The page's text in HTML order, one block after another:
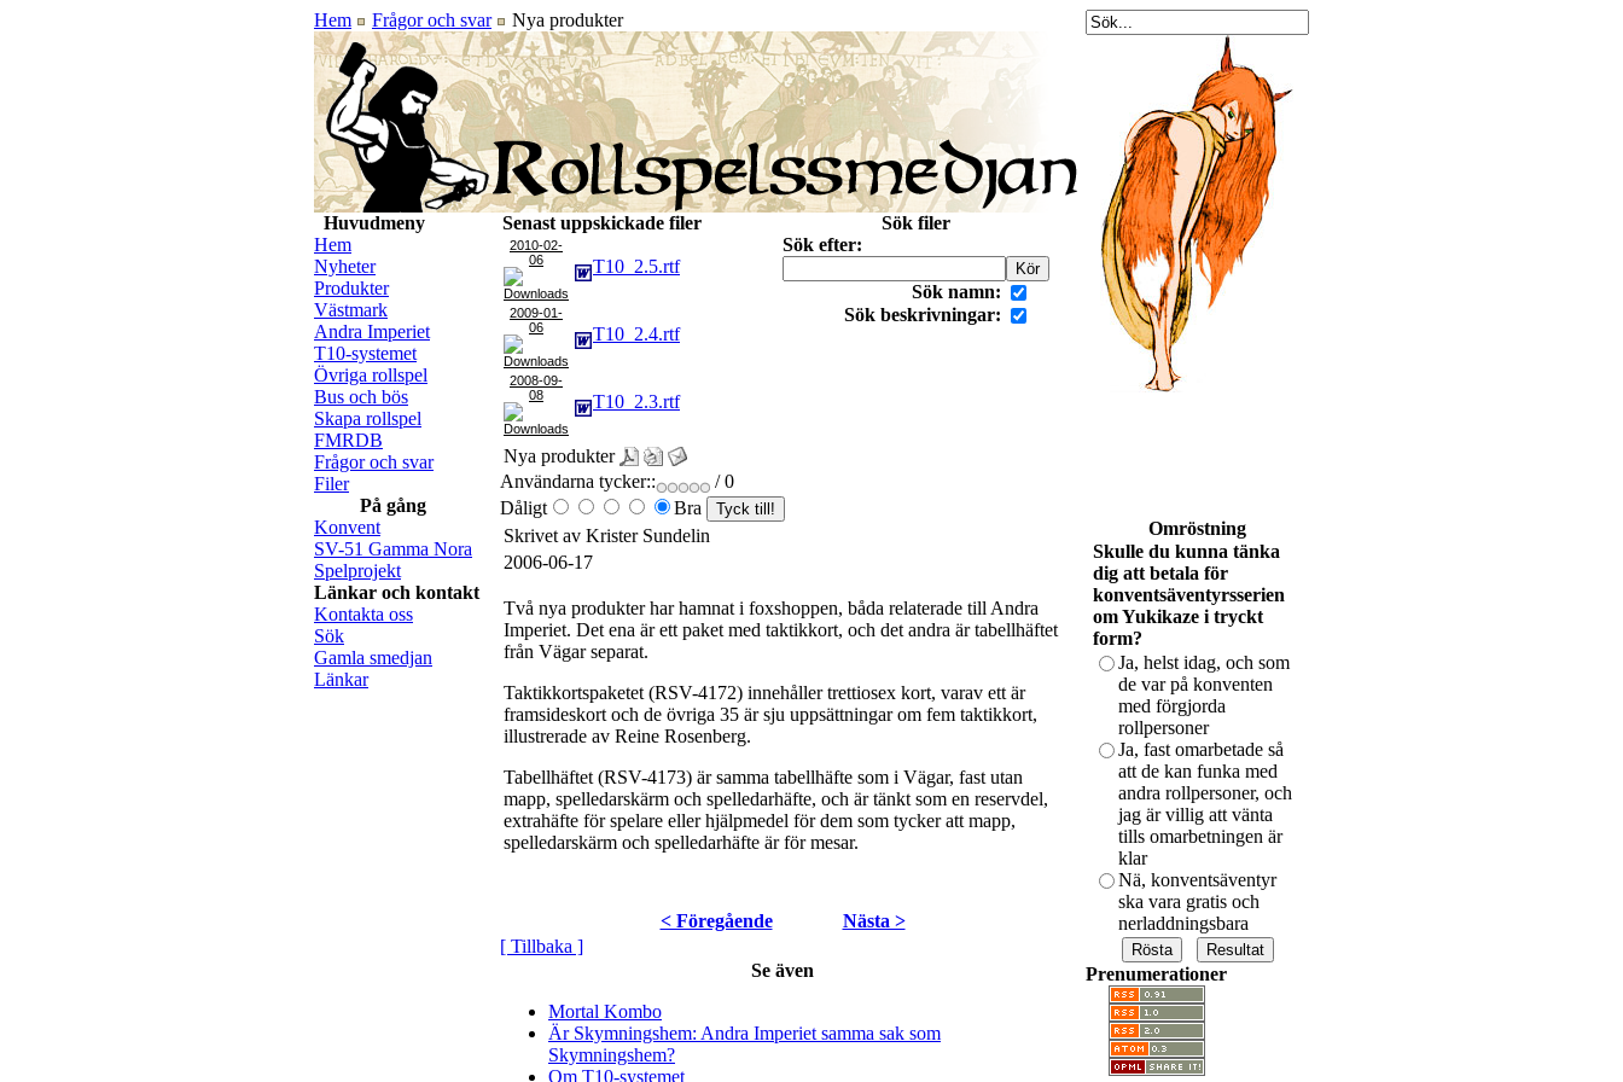
Hem Frågor och svar Nya produkter
Huvudmeny
Hem
Nyheter
Produkter
Västmark
Andra Imperiet
T10-systemet
Övriga rollspel
Bus och bös
Skapa rollspel
FMRDB
Frågor och svar
Filer
På gång
Konvent
SV-51 Gamma Nora
Spelprojekt
Länkar och kontakt
Kontakta oss
Sök
Gamla smedjan
Länkar
Senast uppskickade filer
2010-02-
06
T10_2.5.rtf
2009-01-
06
T10_2.4.rtf
2008-09-
08
T10_2.3.rtf
Sök filer
Sök efter:
Sök namn:
Sök beskrivningar:
Nya produkter
Användarna tycker::
/ 0
Dåligt
Bra
Skrivet av Krister Sundelin
2006-06-17
Två nya produkter har hamnat i foxshoppen, båda relaterade till Andra
Imperiet. Det ena är ett paket med taktikkort, och det andra är tabellhäftet
från Vägar separat.
Taktikkortspaketet (RSV-4172) innehåller trettiosex kort, varav ett är
framsideskort och de övriga 35 är sju uppsättningar om fem taktikkort,
illustrerade av Reine Rosenberg.
Tabellhäftet (RSV-4173) är samma tabellhäfte som i Vägar, fast utan
mapp, spelledarskärm och spelledarhäfte, och är tänkt som en reservdel,
extrahäfte för spelare eller hjälpmedel för dem som tycker att mapp,
spelledarskärm och spelledarhäfte är för mesar.
< Föregående
Nästa >
[ Tillbaka ]
Se även
Mortal Kombo
Är Skymningshem: Andra Imperiet samma sak som
Skymningshem?
Om T10-systemet
Omröstning
Skulle du kunna tänka
dig att betala för
konventsäventyrsserien
om Yukikaze i tryckt
form?
Ja, helst idag, och som
de var på konventen
med förgjorda
rollpersoner
Ja, fast omarbetade så
att de kan funka med
andra rollpersoner, och
jag är villig att vänta
tills omarbetningen är
klar
Nä, konventsäventyr
ska vara gratis och
nerladdningsbara
Prenumerationer